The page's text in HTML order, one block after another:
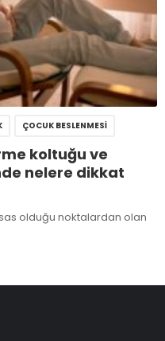
ÇOCUK BESLENMESI
koltuğu ve
nelere dikkat
olduğu noktalardan olan